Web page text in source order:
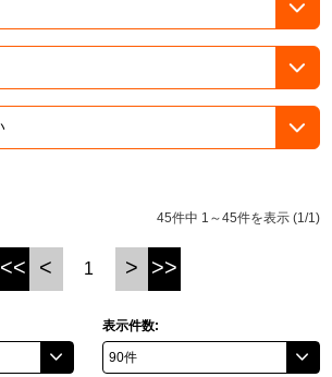
45件中 1～45件を表示 (1/1)
<< < 1 > >>
表示件数: